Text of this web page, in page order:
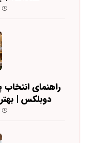
راهنمای
دوبلکس |